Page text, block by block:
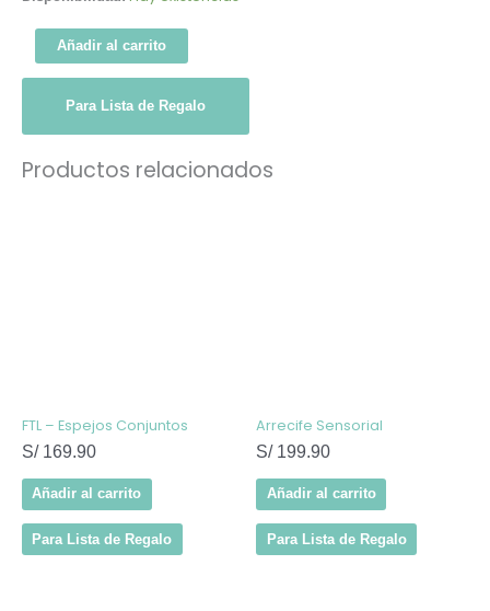
Añadir al carrito
Para Lista de Regalo
Productos relacionados
FTL – Espejos Conjuntos
S/169.90
Añadir al carrito
Para Lista de Regalo
Arrecife Sensorial
S/199.90
Añadir al carrito
Para Lista de Regalo